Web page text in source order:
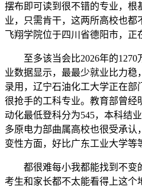
摆布即可读到很不错的专业，根
业，只需肯干，这两所高校也都
飞翔学院位于四川省德阳市，正
至多该当会比2026年的1270
业数据显示，最最少就业比力稳
录用，辽宁石油化工大学正在部
很抢手的工科专业。教育部曾经
动化最低登科分为545，本科结
多原电力部曲属高校也很受承
变性方面，好比广东工业大学等
都很难每小我都能找到不变
考生和家长都不太能看得上这个